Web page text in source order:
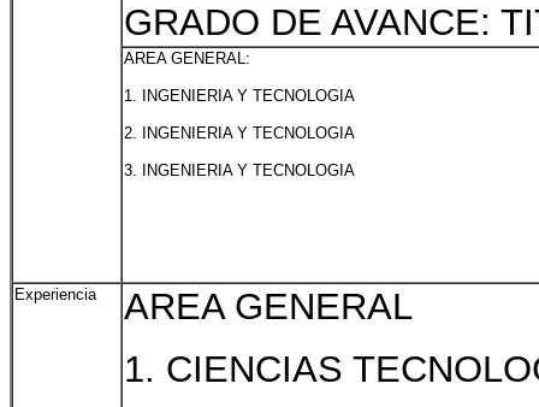
GRADO DE AVANCE:
AREA GENERAL:
1. INGENIERIA Y TECNOLOGIA
2. INGENIERIA Y TECNOLOGIA
3. INGENIERIA Y TECNOLOGIA
Experiencia
AREA GENERAL
1. CIENCIAS